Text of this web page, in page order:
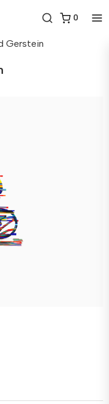
0
Gerstein